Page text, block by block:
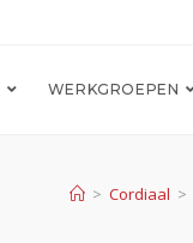
WERKGROEPEN
> Cordiaal >